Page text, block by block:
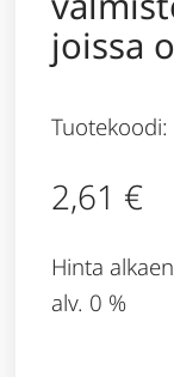
joissa
2,61 €
Hinta
alv. 0 %